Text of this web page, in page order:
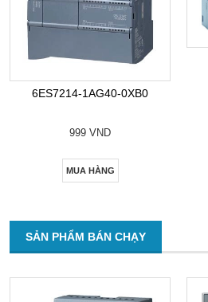
6ES7214-1AG40-0XB0
999 VND
MUA HÀNG
SẢN PHẨM BÁN CHẠY